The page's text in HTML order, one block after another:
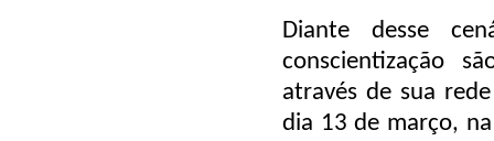
Diante desse
conscientização
através de sua
dia 13 de março,